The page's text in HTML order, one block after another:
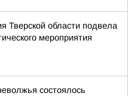
Тверской области подвела
мероприятия
состоялось